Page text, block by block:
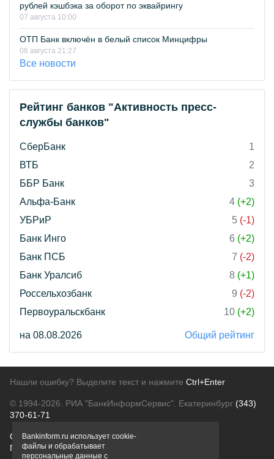
рублей кэшбэка за оборот по эквайрингу
07 августа 10:00
ОТП Банк включён в белый список Минцифры
06 августа 21:27
Все новости
Рейтинг банков "Активность пресс-
службы банков"
СберБанк
1
ВТБ
2
ББР Банк
3
Альфа-Банк
4 (+2)
УБРиР
5 (-1)
Банк Инго
6 (+2)
Банк ПСБ
7 (-2)
Банк Уралсиб
8 (+1)
Россельхозбанк
9 (-2)
Первоуральскбанк
10 (+2)
на 08.08.2026 Общий рейтинг
Нашли ошибку? Выделите текст и нажмите Ctrl+Enter
© 1994-2026. РИА "БанкИнформСервис". Екатеринбург (343)
370-61-71
О проектеПолитика конфиденциальности
Правовая информацияДля рекламодателей
Bankinform.ru использует cookie-
файлы и обрабатывает
персональные данные с